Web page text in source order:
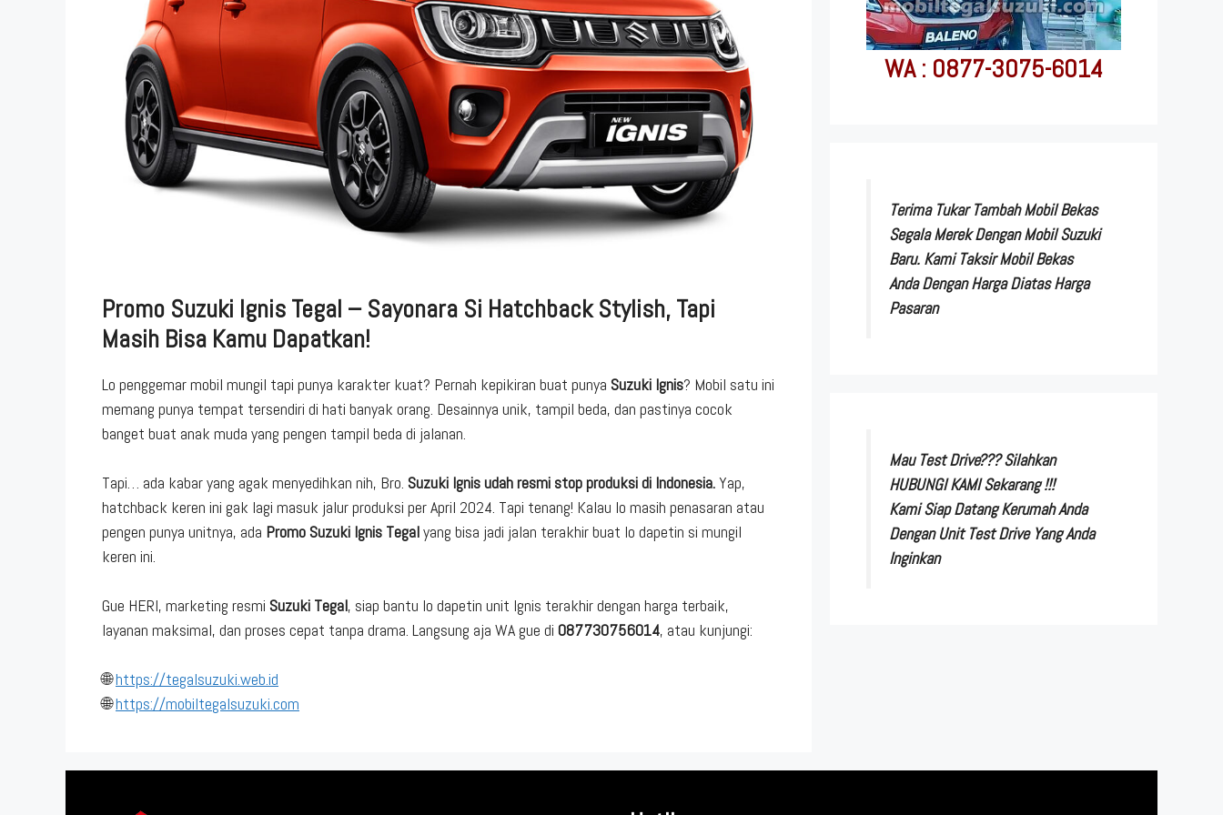
Promo Suzuki Ignis Tegal – Sayonara Si Hatchback Stylish, Tapi
Masih Bisa Kamu Dapatkan!
Lo penggemar mobil mungil tapi punya karakter kuat? Pernah kepikiran buat punya Suzuki Ignis? Mobil satu ini
memang punya tempat tersendiri di hati banyak orang. Desainnya unik, tampil beda, dan pastinya cocok
banget buat anak muda yang pengen tampil beda di jalanan.
Tapi… ada kabar yang agak menyedihkan nih, Bro. Suzuki Ignis udah resmi stop produksi di Indonesia.Yap,
hatchback keren ini gak lagi masuk jalur produksi per April 2024. Tapi tenang! Kalau lo masih penasaran atau
pengen punya unitnya, ada Promo Suzuki Ignis Tegalyang bisa jadi jalan terakhir buat lo dapetin si mungil
keren ini.
Gue HERI, marketing resmi Suzuki Tegal, siap bantu lo dapetin unit Ignis terakhir dengan harga terbaik,
layanan maksimal, dan proses cepat tanpa drama. Langsung aja WA gue di 087730756014, atau kunjungi:
🌐https://tegalsuzuki.web.id
🌐https://mobiltegalsuzuki.com
WA : 0877-3075-6014
Terima Tukar Tambah Mobil Bekas
Segala Merek Dengan Mobil Suzuki
Baru. Kami Taksir Mobil Bekas
Anda Dengan Harga Diatas Harga
Pasaran
Mau Test Drive??? Silahkan
HUBUNGI KAMI Sekarang !!!
Kami Siap Datang Kerumah Anda
Dengan Unit Test Drive Yang Anda
Inginkan